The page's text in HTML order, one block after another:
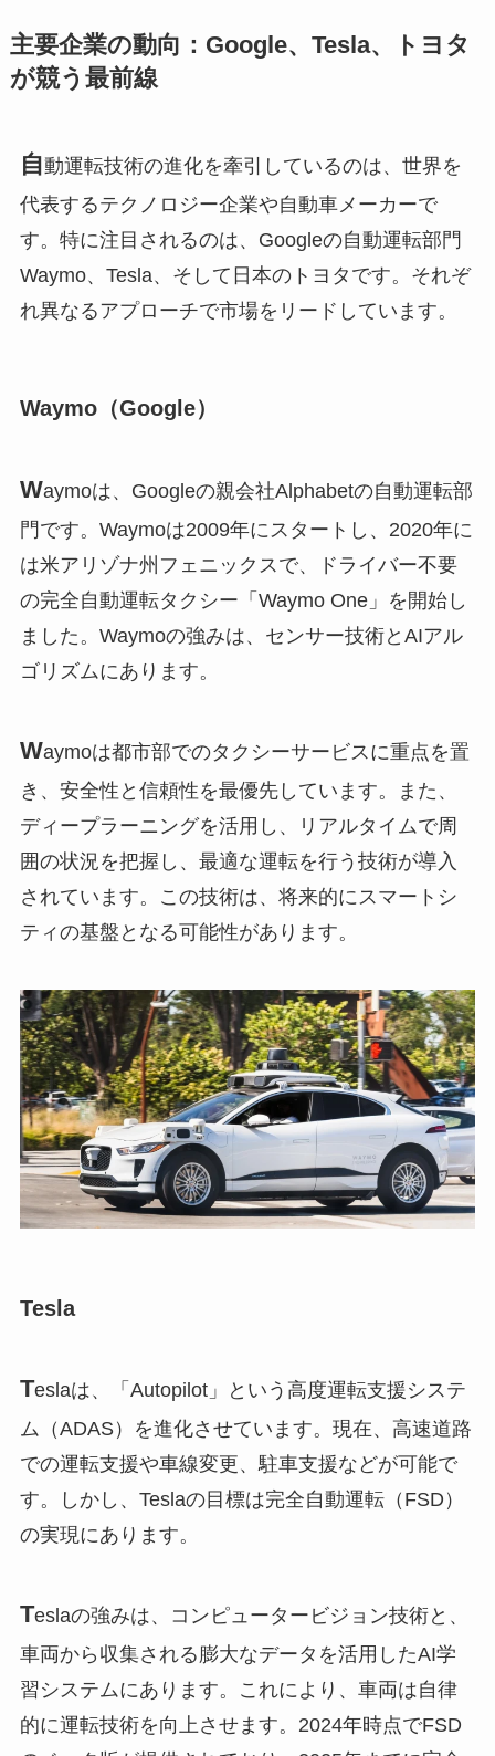
主要企業の動向：Google、Tesla、トヨタ
が競う最前線
自動運転技術の進化を牽引しているのは、世界を
代表するテクノロジー企業や自動車メーカーで
す。特に注目されるのは、Googleの自動運転部門
Waymo、Tesla、そして日本のトヨタです。それぞ
れ異なるアプローチで市場をリードしています。
Waymo（Google）
Waymoは、Googleの親会社Alphabetの自動運転部
門です。Waymoは2009年にスタートし、2020年に
は米アリゾナ州フェニックスで、ドライバー不要
の完全自動運転タクシー「Waymo One」を開始し
ました。Waymoの強みは、センサー技術とAIアル
ゴリズムにあります。
Waymoは都市部でのタクシーサービスに重点を置
き、安全性と信頼性を最優先しています。また、
ディープラーニングを活用し、リアルタイムで周
囲の状況を把握し、最適な運転を行う技術が導入
されています。この技術は、将来的にスマートシ
ティの基盤となる可能性があります。
Tesla
Teslaは、「Autopilot」という高度運転支援システ
ム（ADAS）を進化させています。現在、高速道路
での運転支援や車線変更、駐車支援などが可能で
す。しかし、Teslaの目標は完全自動運転（FSD）
の実現にあります。
Teslaの強みは、コンピュータービジョン技術と、
車両から収集される膨大なデータを活用したAI学
習システムにあります。これにより、車両は自律
的に運転技術を向上させます。2024年時点でFSD